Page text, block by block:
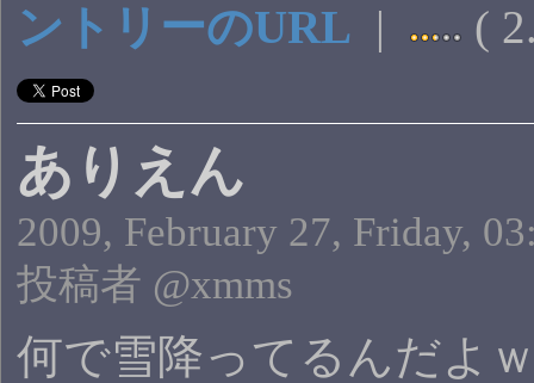
ントリーのURL | (
ありえん
2009, February 27, Friday,
投稿者 @xmms
何で雪降ってるんだよ